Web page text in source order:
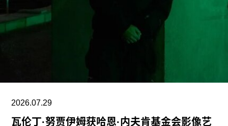
馆的完整性与独立性。”
在2025年3月签署的一项行政命令中，特朗普批评
史密森尼学会宣扬“将美国和西方价值观描绘成有害
性”。
2026.07.29
瓦伦丁·努贾伊姆获哈恩·内夫肯基金会影像艺